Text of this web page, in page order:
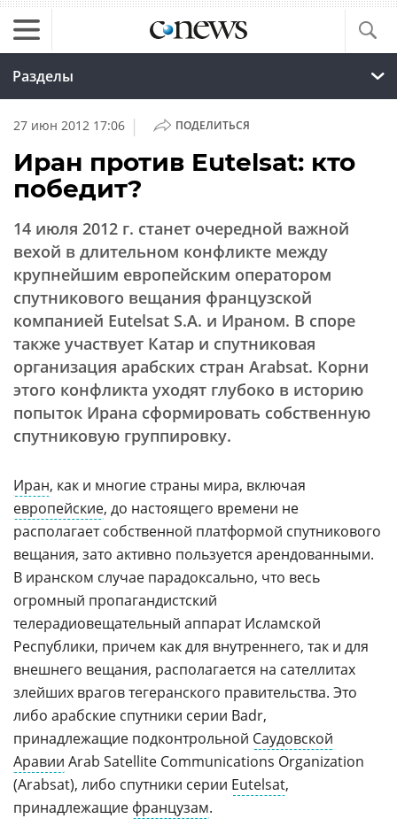
Разделы
27 июн 2012 17:06 | ПОДЕЛИТЬСЯ
Иран против Eutelsat: кто
победит?
14 июля 2012 г. станет очередной важной
вехой в длительном конфликте между
крупнейшим европейским оператором
спутникового вещания французской
компанией Eutelsat S.A. и Ираном. В споре
также участвует Катар и спутниковая
организация арабских стран Arabsat. Корни
этого конфликта уходят глубоко в историю
попыток Ирана сформировать собственную
спутниковую группировку.
Иран, как и многие страны мира, включая
европейские, до настоящего времени не
располагает собственной платформой спутникового
вещания, зато активно пользуется арендованными.
В иранском случае парадоксально, что весь
огромный пропагандистский
телерадиовещательный аппарат Исламской
Республики, причем как для внутреннего, так и для
внешнего вещания, располагается на сателлитах
злейших врагов тегеранского правительства. Это
либо арабские спутники серии Badr,
принадлежащие подконтрольной Саудовской
Аравии Arab Satellite Communications Organization
(Arabsat), либо спутники серии Eutelsat,
принадлежащие французам.